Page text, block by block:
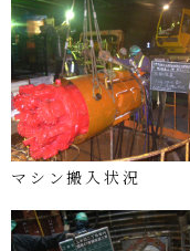
マシン搬入状況